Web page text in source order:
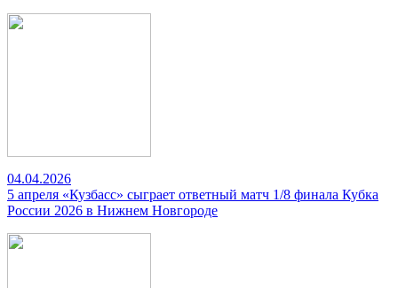
04.04.2026
5 апреля «Кузбасс» сыграет ответный матч 1/8 финала Кубка
России 2026 в Нижнем Новгороде